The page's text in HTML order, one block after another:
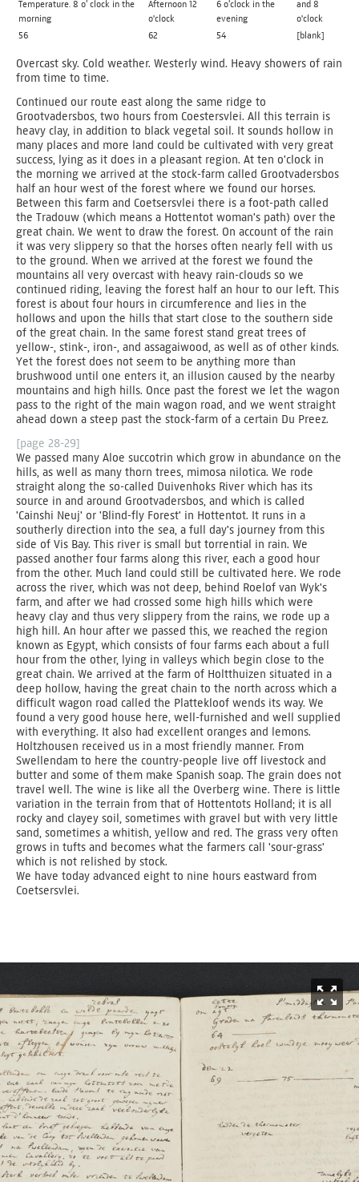
Temperature. 8 o’ clock in the
morning
Afternoon 12
o'clock
6 o’clock in the
evening
and 8
o'clock
56
62 54 [blank]
Overcast sky. Cold weather. Westerly wind. Heavy showers of rain
from time to time.
Continued our route east along the same ridge to
Grootvadersbos, two hours from Coestersvlei. All this terrain is
heavy clay, in addition to black vegetal soil. It sounds hollow in
many places and more land could be cultivated with very great
success, lying as it does in a pleasant region. At ten o'clock in
the morning we arrived at the stock-farm called Grootvadersbos
half an hour west of the forest where we found our horses.
Between this farm and Coetsersvlei there is a foot-path called
the Tradouw (which means a Hottentot woman's path) over the
great chain. We went to draw the forest. On account of the rain
it was very slippery so that the horses often nearly fell with us
to the ground. When we arrived at the forest we found the
mountains all very overcast with heavy rain-clouds so we
continued riding, leaving the forest half an hour to our left. This
forest is about four hours in circumference and lies in the
hollows and upon the hills that start close to the southern side
of the great chain. In the same forest stand great trees of
yellow-, stink-, iron-, and assagaiwood, as well as of other kinds.
Yet the forest does not seem to be anything more than
brushwood until one enters it, an illusion caused by the nearby
mountains and high hills. Once past the forest we let the wagon
pass to the right of the main wagon road, and we went straight
ahead down a steep past the stock-farm of a certain Du Preez.
[page 28-29]
We passed many Aloe succotrin which grow in abundance on the
hills, as well as many thorn trees, mimosa nilotica. We rode
straight along the so-called Duivenhoks River which has its
source in and around Grootvadersbos, and which is called
'Cainshi Neuj' or 'Blind-fly Forest' in Hottentot. It runs in a
southerly direction into the sea, a full day's journey from this
side of Vis Bay. This river is small but torrential in rain. We
passed another four farms along this river, each a good hour
from the other. Much land could still be cultivated here. We rode
across the river, which was not deep, behind Roelof van Wyk's
farm, and after we had crossed some high hills which were
heavy clay and thus very slippery from the rains, we rode up a
high hill. An hour after we passed this, we reached the region
known as Egypt, which consists of four farms each about a full
hour from the other, lying in valleys which begin close to the
great chain. We arrived at the farm of Holtthuizen situated in a
deep hollow, having the great chain to the north across which a
difficult wagon road called the Plattekloof wends its way. We
found a very good house here, well-furnished and well supplied
with everything. It also had excellent oranges and lemons.
Holtzhousen received us in a most friendly manner. From
Swellendam to here the country-people live off livestock and
butter and some of them make Spanish soap. The grain does not
travel well. The wine is like all the Overberg wine. There is little
variation in the terrain from that of Hottentots Holland; it is all
rocky and clayey soil, sometimes with gravel but with very little
sand, sometimes a whitish, yellow and red. The grass very often
grows in tufts and becomes what the farmers call 'sour-grass'
which is not relished by stock.
We have today advanced eight to nine hours eastward from
Coetsersvlei.